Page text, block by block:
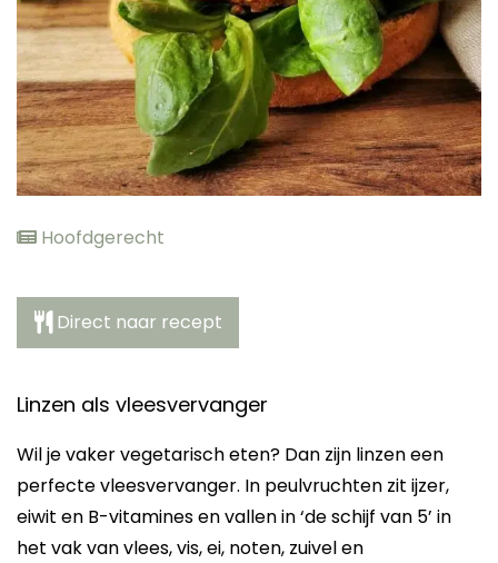
Hoofdgerecht
Direct naar recept
Linzen als vleesvervanger
Wil je vaker vegetarisch eten? Dan zijn linzen een
perfecte vleesvervanger. In peulvruchten zit ijzer,
eiwit en B-vitamines en vallen in ‘de schijf van 5’ in
het vak van vlees, vis, ei, noten, zuivel en